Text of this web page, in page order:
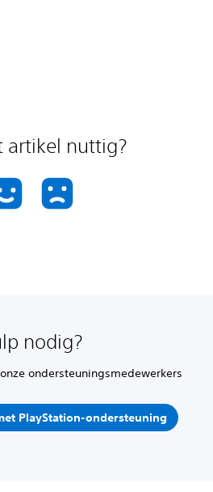
artikel nuttig?
nodig?
ondersteuningsmedewerkers
PlayStation-ondersteuning